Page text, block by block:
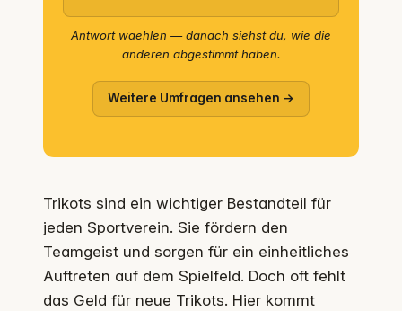
Antwort waehlen — danach siehst du, wie die
anderen abgestimmt haben.
Weitere Umfragen ansehen →
Trikots sind ein wichtiger Bestandteil für
jeden Sportverein. Sie fördern den
Teamgeist und sorgen für ein einheitliches
Auftreten auf dem Spielfeld. Doch oft fehlt
das Geld für neue Trikots. Hier kommt